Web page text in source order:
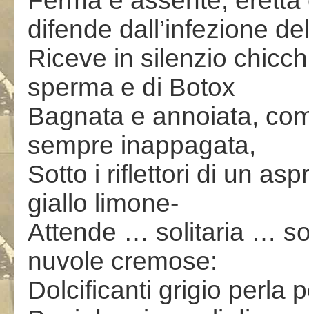
difende dall’infezione
Riceve in silenzio
sperma e di Botox
Bagnata e annoiata,
sempre inappagata,
Sotto i riflettori di un
giallo limone-
Attende … solitaria …
nuvole cremose:
Dolcificanti grigio perla